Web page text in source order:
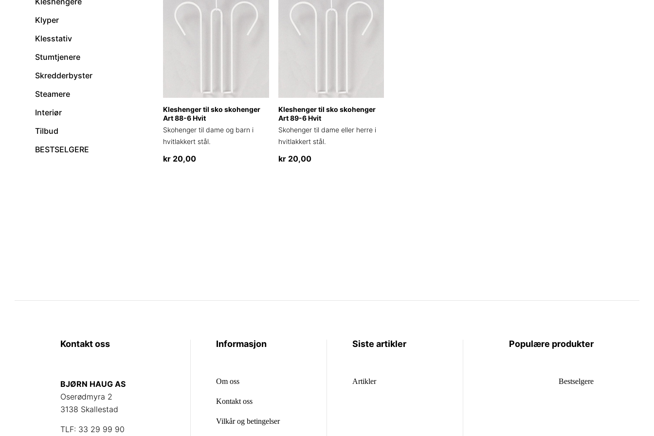
Klyper
Klesstativ
Stumtjenere
Skredderbyster
Steamere
Interiør
Tilbud
BESTSELGERE
Kleshenger til sko skohenger
Art 88-6 Hvit
Skohenger til dame og barn i
hvitlakkert stål.
kr 20,00
Kleshenger til sko skohenger
Art 89-6 Hvit
Skohenger til dame eller herre i
hvitlakkert stål.
kr20,00
Kontakt oss
BJØRN HAUG AS
Oserødmyra 2
3138 Skallestad
TLF: 33 29 99 90
Informasjon
Om oss
Kontakt oss
Vilkår og betingelser
Siste artikler
Artikler
Populære produkter
Bestselgere